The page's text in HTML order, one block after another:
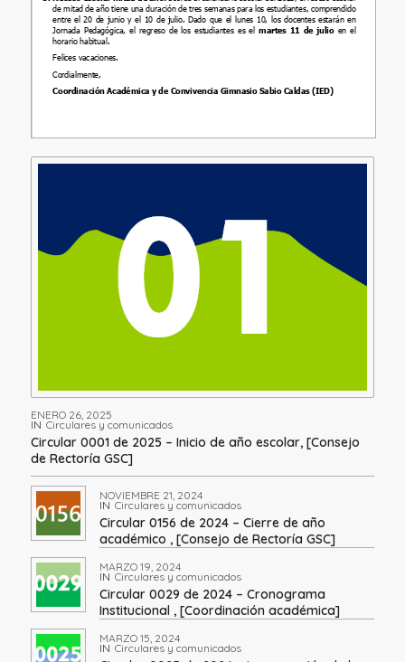
ENERO 26, 2025
IN Circulares y comunicados
Circular 0001 de 2025 – Inicio de año escolar, [Consejo
de Rectoría GSC]
NOVIEMBRE 21, 2024
IN Circulares y comunicados
Circular 0156 de 2024 – Cierre de año
académico , [Consejo de Rectoría GSC]
MARZO 19, 2024
IN Circulares y comunicados
Circular 0029 de 2024 – Cronograma
Institucional , [Coordinación académica]
MARZO 15, 2024
IN Circulares y comunicados